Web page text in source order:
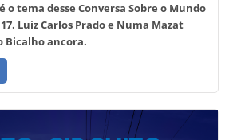
o tema desse Conversa Sobre o Mundo
Luiz Carlos Prado e Numa Mazat
Bicalho ancora.